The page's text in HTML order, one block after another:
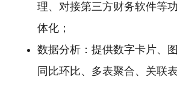
理、对接第三方财务软件等
体化；
数据分析：提供数字卡片、
同比环比、多表聚合、关联